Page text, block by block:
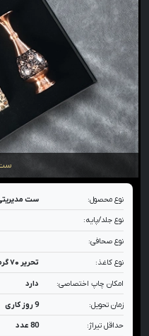
نوع محصول: ست
نوع جلد/پایه:
نوع صحافی:
نوع کاغذ: تحریر ۷۰ گرم
امکان چاپ اختصاصی: دارد
زمان تحویل: 9 روز کاری
حداقل تیراژ: 80 عدد